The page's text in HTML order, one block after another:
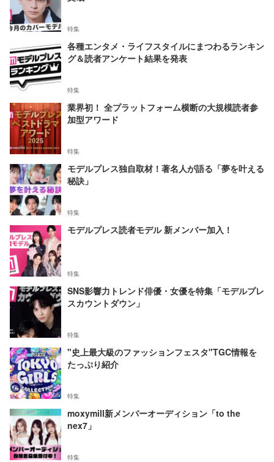
特集
各種エンタメ・ライフスタイルにまつわるランキン
グ＆読者アンケート結果を発表
特集
業界初！ 全プラットフォーム横断の大規模読者参
加型アワード
特集
モデルプレス独自取材！著名人が語る「夢を叶える
秘訣」
特集
モデルプレス読者モデル 新メンバー加入！
特集
SNS影響力トレンド俳優・女優を特集「モデルプレ
スカウントダウン」
特集
"史上最大級のファッションフェスタ"TGC情報を
たっぷり紹介
特集
moxymill新メンバーオーディション「to the
nex7」
特集